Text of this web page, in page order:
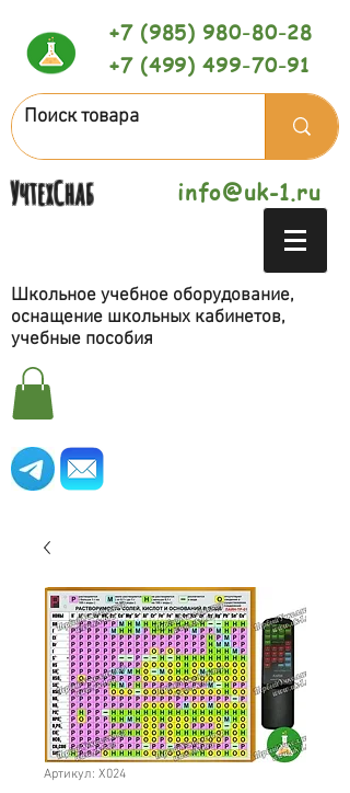
+7 (985) 980-80-28
+7 (499) 499-70-91
УчтехСнаб info@uk-1.ru
Школьное учебное оборудование,
оснащение школьных кабинетов,
учебные пособия
Артикул: X024